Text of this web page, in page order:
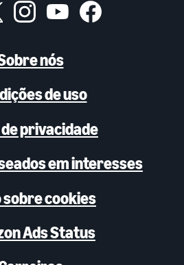
nós
de uso
privacidade
em interesses
sobre cookies
Ads Status